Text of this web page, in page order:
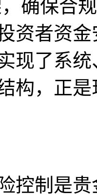
确保合
资者资
现了系
构，正
控制是